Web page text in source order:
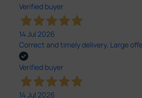
Verified buyer
14 Jul 2026
Correct and timely delivery. Large
Verified buyer
14 Jul 2026